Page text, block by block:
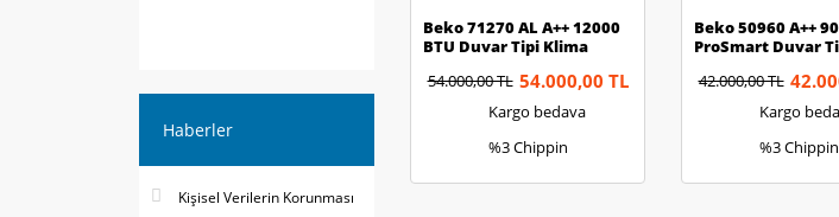
Haberler
Kişisel Verilerin Korunması
Beko 71270 AL A++ 12000
BTU Duvar Tipi Klima
54.000,00 TL 54.000,00 TL
Kargo bedava
%3 Chippin
Beko 50960 A++
ProSmart Duvar
42.000,00 TL
Kargo
%3 Chippin